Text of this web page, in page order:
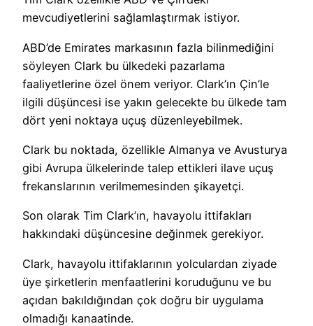
mevcudiyetlerini sağlamlaştırmak istiyor.
ABD’de Emirates markasının fazla bilinmediğini
söyleyen Clark bu ülkedeki pazarlama
faaliyetlerine özel önem veriyor. Clark’ın Çin’le
ilgili düşüncesi ise yakın gelecekte bu ülkede tam
dört yeni noktaya uçuş düzenleyebilmek.
Clark bu noktada, özellikle Almanya ve Avusturya
gibi Avrupa ülkelerinde talep ettikleri ilave uçuş
frekanslarının verilmemesinden şikayetçi.
Son olarak Tim Clark’ın, havayolu ittifakları
hakkındaki düşüncesine değinmek gerekiyor.
Clark, havayolu ittifaklarının yolculardan ziyade
üye şirketlerin menfaatlerini koruduğunu ve bu
açıdan bakıldığından çok doğru bir uygulama
olmadığı kanaatinde.